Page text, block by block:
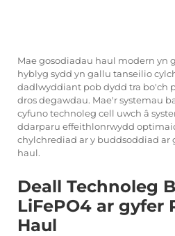
Mae gosodiadau haul modern yn
hyblyg sydd yn gallu tanseilio
dadlwyddiant pob dydd tra bo'ch
dros degawdau. Mae'r systemau
cyfuno technoleg cell uwch â
ddarparu effeithlonrwydd
chylchrediad ar y buddsoddiad ar
haul.
Deall Technoleg
LiFePO4 ar gyfer
Haul